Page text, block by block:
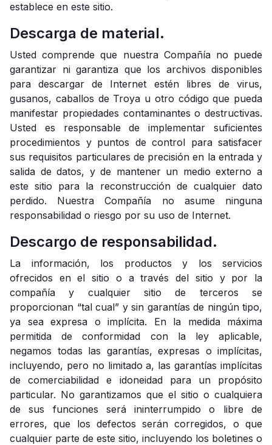
establece en este sitio.
Descarga de material.
Usted comprende que nuestra Compañía no puede
garantizar ni garantiza que los archivos disponibles
para descargar de Internet estén libres de virus,
gusanos, caballos de Troya u otro código que pueda
manifestar propiedades contaminantes o destructivas.
Usted es responsable de implementar suficientes
procedimientos y puntos de control para satisfacer
sus requisitos particulares de precisión en la entrada y
salida de datos, y de mantener un medio externo a
este sitio para la reconstrucción de cualquier dato
perdido. Nuestra Compañía no asume ninguna
responsabilidad o riesgo por su uso de Internet.
Descargo de responsabilidad.
La información, los productos y los servicios
ofrecidos en el sitio o a través del sitio y por la
compañía y cualquier sitio de terceros se
proporcionan “tal cual” y sin garantías de ningún tipo,
ya sea expresa o implícita. En la medida máxima
permitida de conformidad con la ley aplicable,
negamos todas las garantías, expresas o implícitas,
incluyendo, pero no limitado a, las garantías implícitas
de comerciabilidad e idoneidad para un propósito
particular. No garantizamos que el sitio o cualquiera
de sus funciones será ininterrumpido o libre de
errores, que los defectos serán corregidos, o que
cualquier parte de este sitio, incluyendo los boletines o